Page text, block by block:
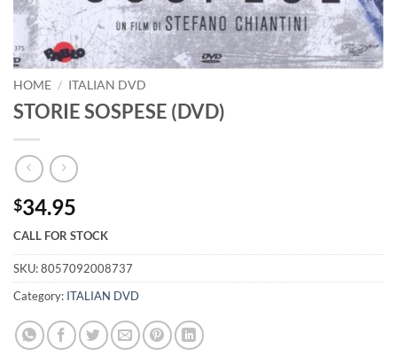
HOME / ITALIAN DVD
STORIE SOSPESE (DVD)
$34.95
CALL FOR STOCK
SKU:8057092008737
Category: ITALIAN DVD